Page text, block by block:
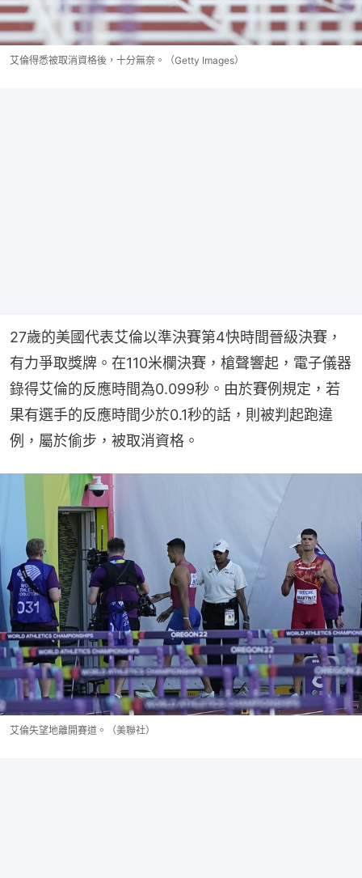
艾倫得悉被取消資格後，十分無奈。（Getty Images）
27歲的美國代表艾倫以準決賽第4快時間晉級決賽，
有力爭取獎牌。在110米欄決賽，槍聲響起，電子儀器
錄得艾倫的反應時間為0.099秒。由於賽例規定，若
果有選手的反應時間少於0.1秒的話，則被判起跑違
例，屬於偷步，被取消資格。
艾倫失望地離開賽道。（美聯社）